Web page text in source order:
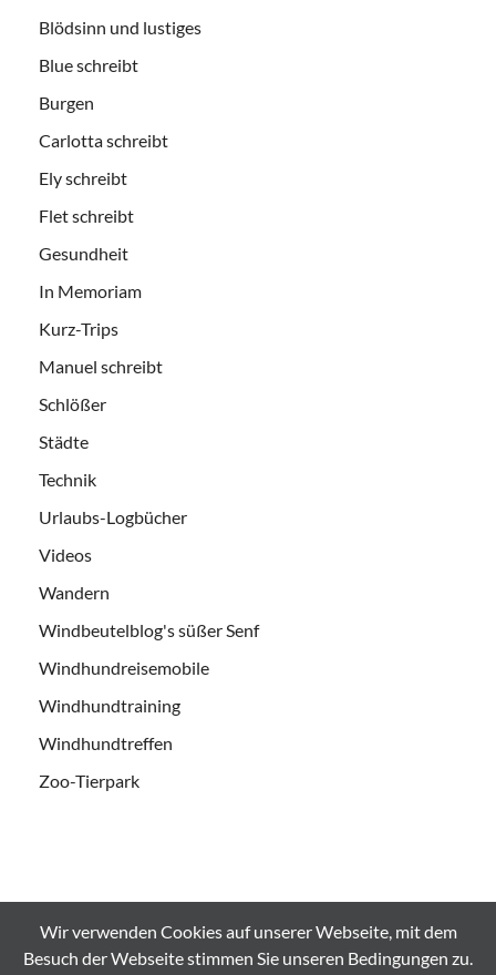
Blödsinn und lustiges
Blue schreibt
Burgen
Carlotta schreibt
Ely schreibt
Flet schreibt
Gesundheit
In Memoriam
Kurz-Trips
Manuel schreibt
Schlößer
Städte
Technik
Urlaubs-Logbücher
Videos
Wandern
Windbeutelblog's süßer Senf
Windhundreisemobile
Windhundtraining
Windhundtreffen
Zoo-Tierpark
Alle Bilder und Videos sind urheberrechtlich geschützt und es
Bedarf der ausdrücklichen Genehmigung bei
Wir verwenden Cookies auf unserer Webseite, mit dem
Besuch der Webseite stimmen Sie unseren Bedingungen zu.